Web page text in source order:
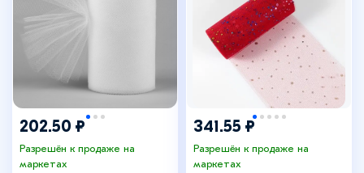
202.50 ₽
Разрешён к продаже на
маркетах
341.55 ₽
Разрешён к продаже на
маркетах